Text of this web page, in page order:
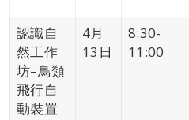
認識自
然工作
坊–鳥類
飛行自
動裝置
4月
13日
8:30-
11:00